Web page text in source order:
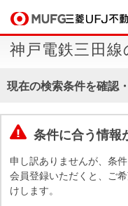
買いたい
売りたい
店舗案内
会社情報
採用情報
買いたい
売りたい
店舗案内
会社情報
神戸電鉄三田
現在の検索条件を確認
条件に合う情報
申し訳ありませんが、条
会員登録いただくと、ご
けします。